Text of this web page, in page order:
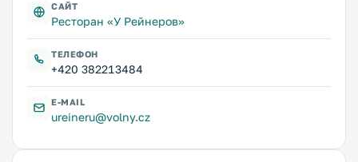
САЙТ
Ресторан «У Рейнеров»
ТЕЛЕФОН
+420 382213484
E-MAIL
ureineru@volny.cz